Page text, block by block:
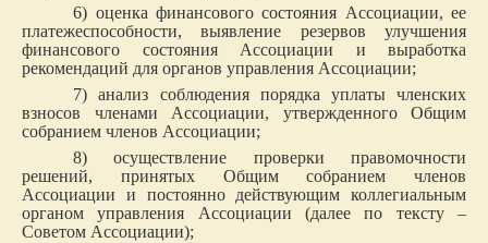
6) оценка финансового состояния Ассоциации, ее
платежеспособности, выявление резервов улучшения
финансового состояния Ассоциации и выработка
рекомендаций для органов управления Ассоциации;
7) анализ соблюдения порядка уплаты членских
взносов членами Ассоциации, утвержденного Общим
собранием членов Ассоциации;
8) осуществление проверки правомочности
решений, принятых Общим собранием членов
Ассоциации и постоянно действующим коллегиальным
органом управления Ассоциации (далее по тексту –
Советом Ассоциации);